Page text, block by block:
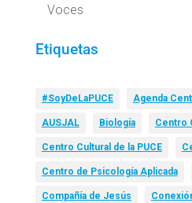
Voces
Etiquetas
#SoyDeLaPUCE Agenda
AUSJAL Biología Centro
Centro Cultural de la PUCE
Centro de Psicología Aplicada
Compañía de Jesús